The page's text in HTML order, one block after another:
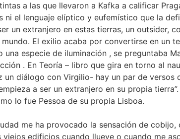
a las que llevaron a Kafka a calificar
ni el lenguaje elíptico y eufemístico que la
un extranjero en estas tierras, un outsider,
El exilio acaba por convertirse en un
especie de iluminación , se preguntaba
. En Teoría – libro que gira en torno al
diálogo con Virgilio- hay un par de versos
a ser un extranjero en su propia
lo fue Pessoa de su propia Lisboa.
me ha provocado la sensación de cobijo,
edificios cuando llueve o cuando me